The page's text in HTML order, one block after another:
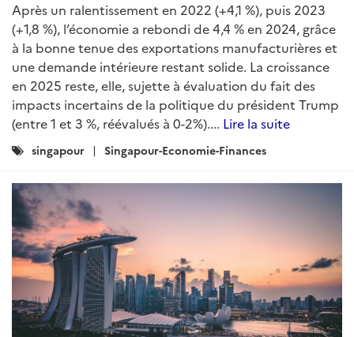
Après un ralentissement en 2022 (+4,1 %), puis 2023
(+1,8 %), l’économie a rebondi de 4,4 % en 2024, grâce
à la bonne tenue des exportations manufacturières et
une demande intérieure restant solide. La croissance
en 2025 reste, elle, sujette à évaluation du fait des
impacts incertains de la politique du président Trump
(entre 1 et 3 %, réévalués à 0-2%).... Lire la suite
Catégories
singapour Singapour-Economie-Finances